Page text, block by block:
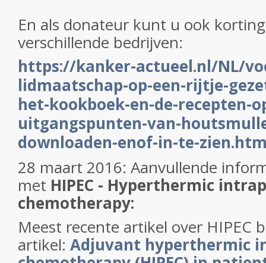
En als donateur kunt u ook
verschillende bedrijven:
https://kanker-actueel.nl/NL/
lidmaatschap-op-een-rijtje-
het-kookboek-en-de-recepten-
uitgangspunten-van-
downloaden-enof-in-te-
28 maart 2016: Aanvullende
met HIPEC - Hyperthermic
chemotherapy:
Meest recente artikel over HIPEC
artikel: Adjuvant hyperthermic